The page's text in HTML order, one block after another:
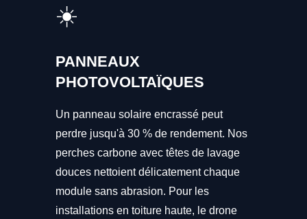
☀️
PANNEAUX
PHOTOVOLTAÏQUES
Un panneau solaire encrassé peut
perdre jusqu'à 30 % de rendement. Nos
perches carbone avec têtes de lavage
douces nettoient délicatement chaque
module sans abrasion. Pour les
installations en toiture haute, le drone